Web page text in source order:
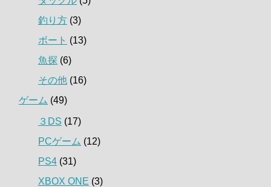
釣り方 (3)
ボート (13)
魚探 (6)
その他 (16)
ゲーム (49)
３DS (17)
PCゲーム (12)
PS4 (31)
XBOX ONE (3)